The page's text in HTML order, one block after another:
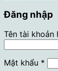
Đăng nhập
Tên tài khoản
Mật khẩu *